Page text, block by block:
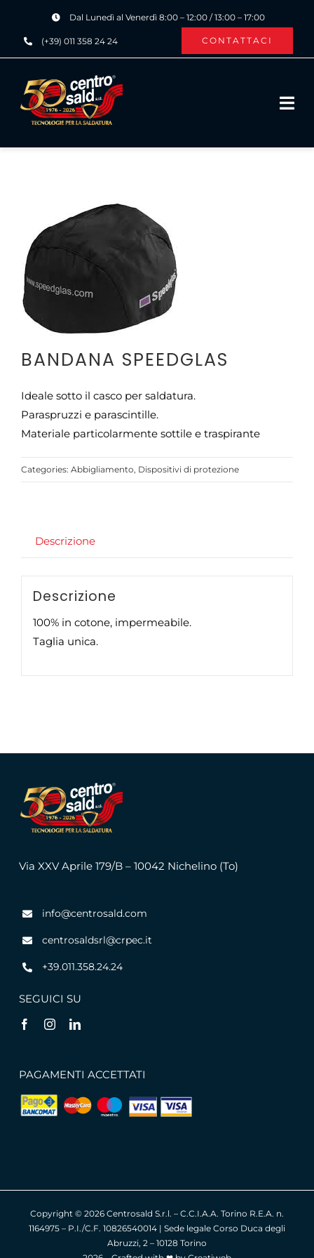
contenuto
Dal Lunedì al Venerdì 8:00 – 12:00 / 13:00 – 17:00
(+39) 011 358 24 24 CONTATTACI
PRODOTTI ›
SERVIZI ›
CONTATTI
BANDANA SPEEDGLAS
Ideale sotto il casco per saldatura.
Paraspruzzi e parascintille.
Materiale particolarmente sottile e traspirante
Categories: Abbigliamento, Dispositivi di protezione
Descrizione
Descrizione
100% in cotone, impermeabile.
Taglia unica.
Via XXV Aprile 179/B – 10042 Nichelino (To)
info@centrosald.com
centrosaldsrl@crpec.it
+39.011.358.24.24
SEGUICI SU
PAGAMENTI ACCETTATI
Copyright © 2026 Centrosald S.r.l. – C.C.I.A.A. Torino R.E.A. n.
1164975 – P.I./C.F. 10826540014 | Sede legale Corso Duca degli
Abruzzi, 2 – 10128 Torino